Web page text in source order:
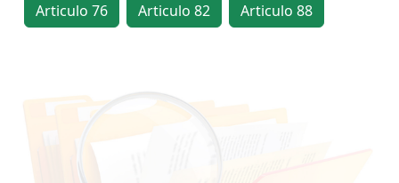
Articulo 76 Articulo 82 Articulo 88